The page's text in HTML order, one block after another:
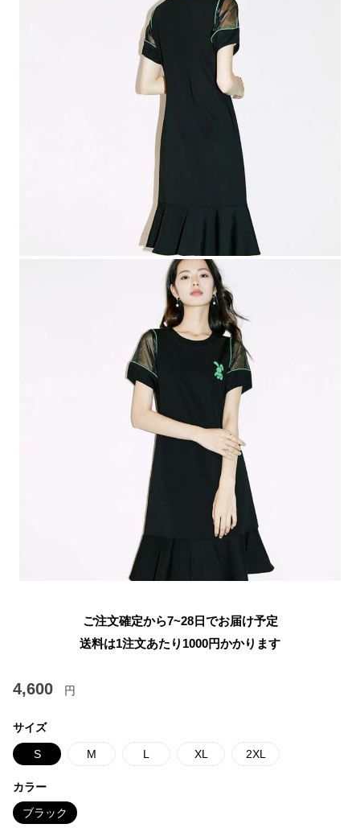
ご注文確定から7~28日でお届け予定
送料は1注文あたり 1000円かかります
4,600 円
サイズ
S M L XL 2XL
カラー
ブラック